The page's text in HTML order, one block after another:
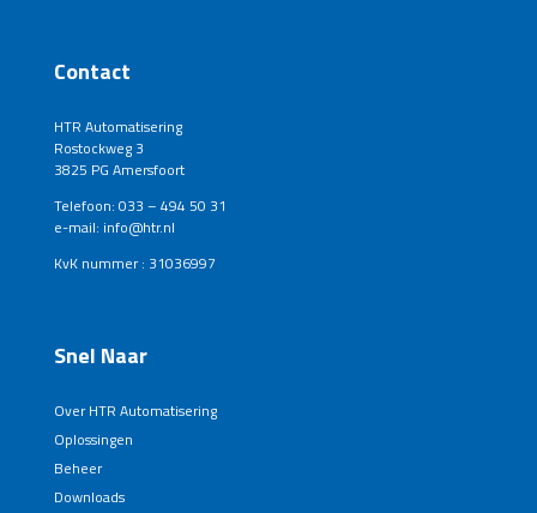
Contact
HTR Automatisering
Rostockweg 3
3825 PG Amersfoort
Telefoon: 033 – 494 50 31
e-mail: info@htr.nl
KvK nummer : 31036997
Snel Naar
Over HTR Automatisering
Oplossingen
Beheer
Downloads